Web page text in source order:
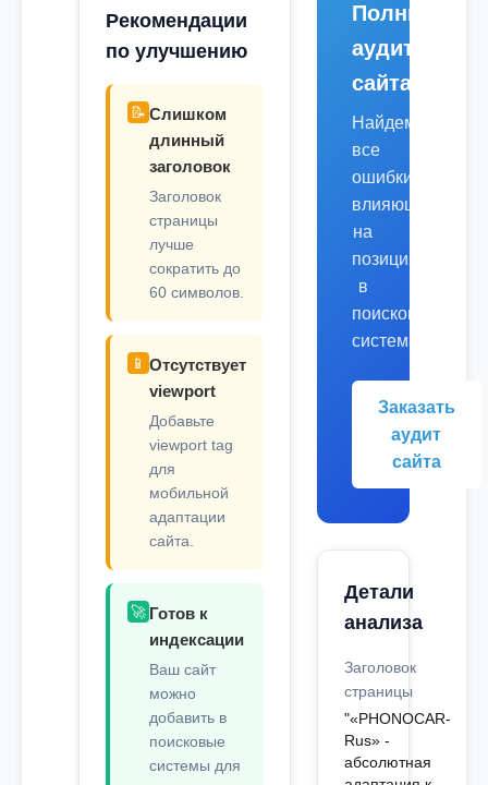
Рекомендации
по улучшению
📝 Слишком
длинный
заголовок
Заголовок
страницы
лучше
сократить до
60 символов.
📱 Отсутствует
viewport
Добавьте
viewport tag
для
мобильной
адаптации
сайта.
🚀 Готов к
индексации
Ваш сайт
можно
добавить в
поисковые
системы для
Полный
аудит
сайта
Найдем
все
ошибки,
влияющие
на
позиции
в
поисковых
системах.
Заказать
аудит
сайта
Детали
анализа
Заголовок
страницы
"«PHONOCAR-
Rus» -
абсолютная